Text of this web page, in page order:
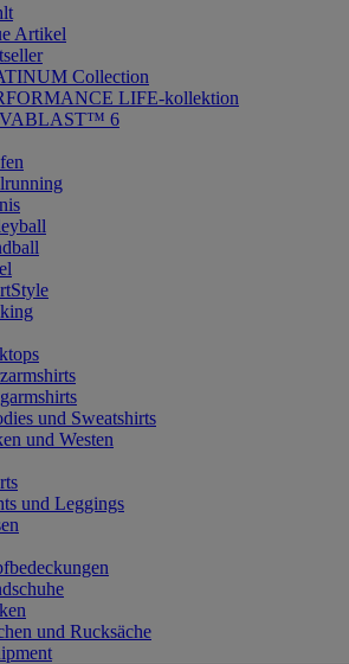
Artikel
Collection
LIFE-kollektion
6
und Sweatshirts
und Westen
und Leggings
und Rucksäche